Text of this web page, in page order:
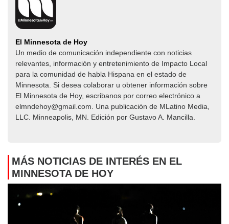
El Minnesota de Hoy
Un medio de comunicación independiente con noticias
relevantes, información y entretenimiento de Impacto Local​​
para la comunidad de habla Hispana en el estado de
Minnesota. Si desea colaborar u obtener información sobre
El Minnesota de Hoy, escribanos por correo electrónico a
elmndehoy@gmail.com. Una publicación de MLatino Media,
LLC. Minneapolis, MN. Edición por Gustavo A. Mancilla.
MÁS NOTICIAS DE INTERÉS EN EL
MINNESOTA DE HOY